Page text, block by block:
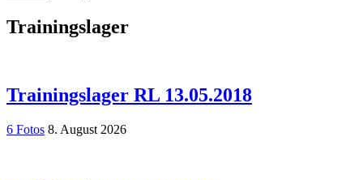
Trainingslager
Trainingslager RL 13.05.2018
6 Fotos 8. August 2026